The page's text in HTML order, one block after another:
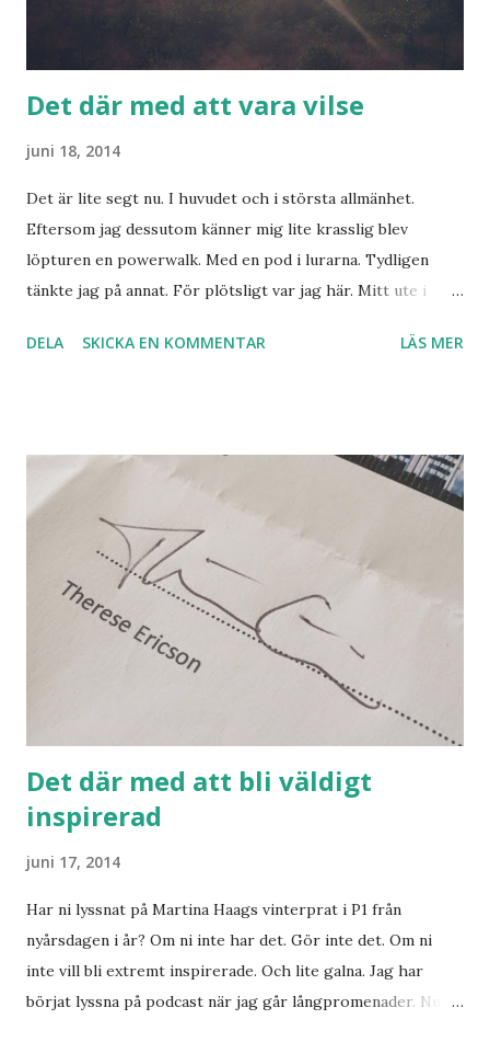
Det där med att vara vilse
juni 18, 2014
Det är lite segt nu. I huvudet och i största allmänhet.
Eftersom jag dessutom känner mig lite krasslig blev
löpturen en powerwalk. Med en pod i lurarna. Tydligen
tänkte jag på annat. För plötsligt var jag här. Mitt ute i
grenar och ris upp till knäna. Och inte en blekaste om vart
gröna saker som växer vilt kunde jag inte på något smart
sätt räkna ut var jag var heller. Så jag fortsatte att klättra
och gå över stock och sten. Hyggligt rakt fram. Till slut.
Till slut kände jag igen mig. Och rundan blev tydligen
dubbelt så lång. Lätt hänt. Tydligen.
DELA SKICKA EN KOMMENTAR LÄS MER
Det där med att bli väldigt
inspirerad
juni 17, 2014
Har ni lyssnat på Martina Haags vinterprat i P1 från
nyårsdagen i år? Om ni inte har det. Gör inte det. Om ni
inte vill bli extremt inspirerade. Och lite galna. Jag har
börjat lyssna på podcast när jag går långpromenader. Nu